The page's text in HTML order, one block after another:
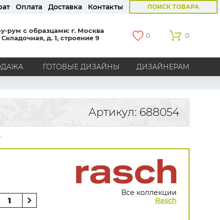
Оплата Доставка Контакты ПОИСК ТОВАРА
рум с образцами: г. Москва
Складочная, д. 1, строение 9
0 0
ГОТОВЫЕ ДИЗАЙНЫ ДИЗАЙНЕРАМ
Америка
Англия Бельгия
Германия
Голландия
Россия Все страны
Milassa Aura
York
Bernardo Bartalucci
Zambaiti
AS Creation
Hygge Roll
Артикул: 688054
Все коллекции
Rasch